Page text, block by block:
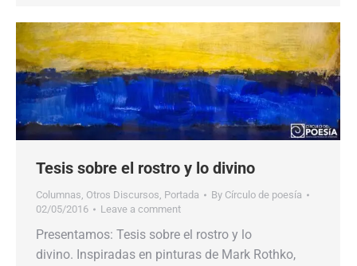
Tesis sobre el rostro y lo divino
Columnas, Otros Discursos, Portada By Círculo de poesía
02/05/2016
Leave a comment
Presentamos: Tesis sobre el rostro y lo
divino. Inspiradas en pinturas de Mark Rothko,